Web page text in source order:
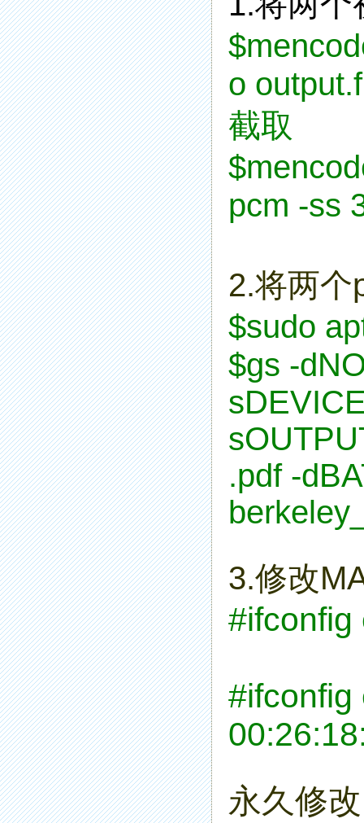
o
截取
$
pcm -ss
2.将两个
$sudo
$gs -
.pdf -
3.修改
#ifconfig
#ifconfig
永久修